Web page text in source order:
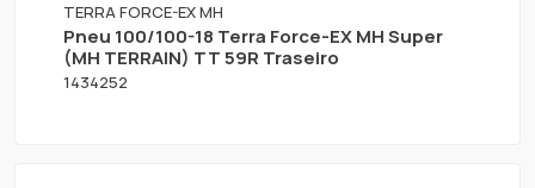
TERRA FORCE-EX MH
Pneu 100/100-18 Terra Force-EX MH Super
(MH TERRAIN) TT 59R Traseiro
1434252